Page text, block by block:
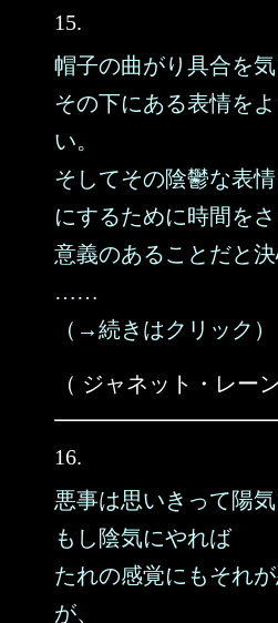
15.
帽子の曲がり具合を気
その下にある表情を
い。
そしてその陰鬱な表
にするために時間をさ
意義のあることだと決
……
（→続きはクリック）
（ ジャネット・レーン
16.
悪事は思いきって陽
もし陰気にやれば
たれの感覚にもそれ
が、